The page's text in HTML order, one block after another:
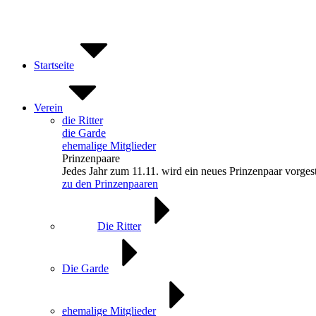
Startseite
Verein
die Ritter
die Garde
ehemalige Mitglieder
Prinzenpaare
Jedes Jahr zum 11.11. wird ein neues Prinzenpaar
zu den Prinzenpaaren
Die Ritter
Die Garde
ehemalige Mitglieder